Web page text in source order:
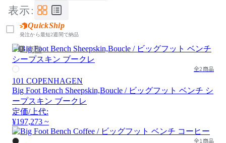
表示:
QuickShip
発注から最短2週間で納品
廃盤
全2商品
101 COPENHAGEN
Big Foot Bench Sheepskin,Boucle / ビッグフット ベンチ シ
ープスキン ブークレ
定価/上代:
¥197,273 ~
全1商品